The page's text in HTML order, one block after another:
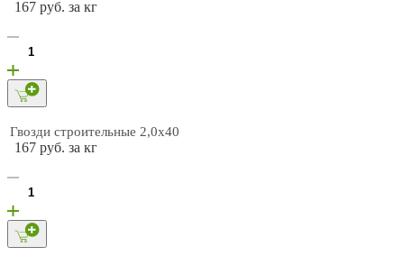
167 руб. за кг
Гвозди строительные 2,0х40
167 руб. за кг